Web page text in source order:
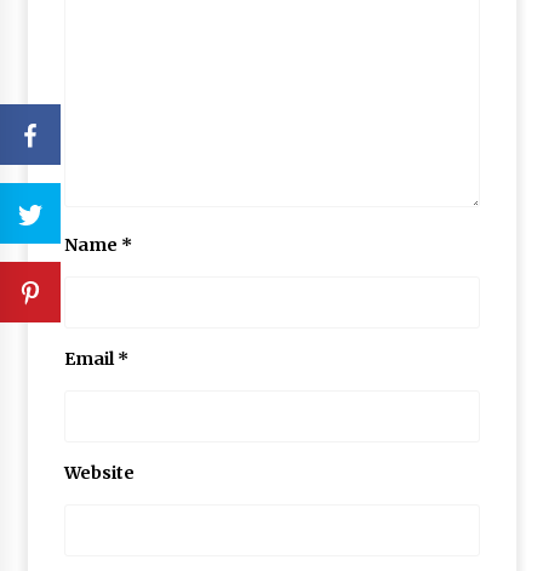
Name *
Email*
Website